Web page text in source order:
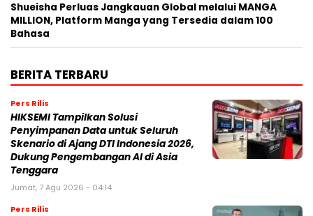
Shueisha Perluas Jangkauan Global melalui MANGA
MILLION, Platform Manga yang Tersedia dalam 100
Bahasa
BERITA TERBARU
Pers Rilis
HIKSEMI Tampilkan Solusi
Penyimpanan Data untuk Seluruh
Skenario di Ajang DTI Indonesia 2026,
Dukung Pengembangan AI di Asia
Tenggara
Jumat, 7 Agu 2026 - 04:14
Pers Rilis